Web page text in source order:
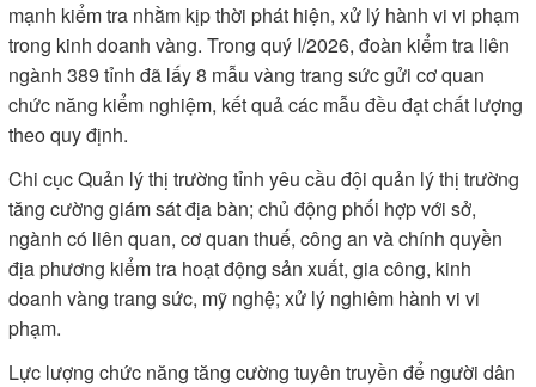
mạnh kiểm tra nhằm kịp thời phát hiện, xử lý hành vi vi phạm
trong kinh doanh vàng. Trong quý I/2026, đoàn kiểm tra liên
ngành 389 tỉnh đã lấy 8 mẫu vàng trang sức gửi cơ quan
chức năng kiểm nghiệm, kết quả các mẫu đều đạt chất lượng
theo quy định.
Chi cục Quản lý thị trường tỉnh yêu cầu đội quản lý thị trường
tăng cường giám sát địa bàn; chủ động phối hợp với sở,
ngành có liên quan, cơ quan thuế, công an và chính quyền
địa phương kiểm tra hoạt động sản xuất, gia công, kinh
doanh vàng trang sức, mỹ nghệ; xử lý nghiêm hành vi vi
phạm.
Lực lượng chức năng tăng cường tuyên truyền để người dân